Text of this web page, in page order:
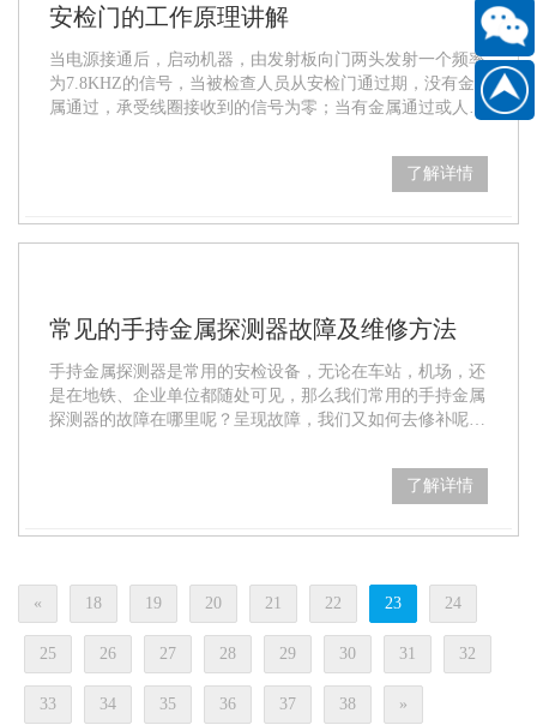
安检门的工作原理讲解
当电源接通后，启动机器，由发射板向门两头发射一个频率
为7.8KHZ的信号，当被检查人员从安检门通过期，没有金
属通过，承受线圈接收到的信号为零；当有金属通过或人身
了解详情
常见的手持金属探测器故障及维修方法
手持金属探测器是常用的安检设备，无论在车站，机场，还
是在地铁、企业单位都随处可见，那么我们常用的手持金属
探测器的故障在哪里呢？呈现故障，我们又如何去修补呢？
了解详情
« 18 19 20 21 22 23 24
25 26 27 28 29 30 31 32
33 34 35 36 37 38 »
6661
扫
一
注
众
号